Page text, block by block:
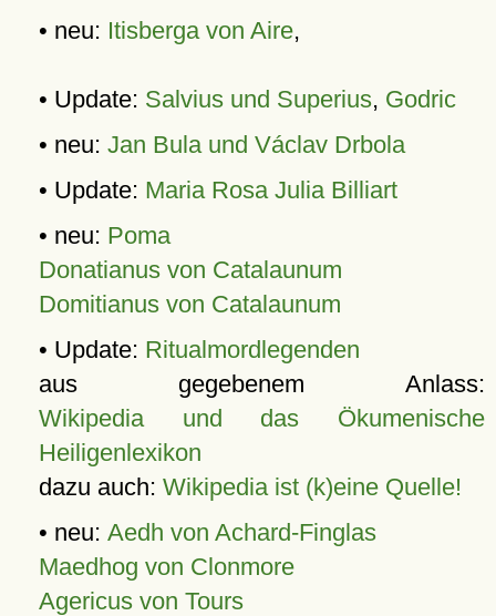
• neu: Itisberga von Aire,
• Update: Salvius und Superius, Godric
• neu: Jan Bula und Václav Drbola
• Update: Maria Rosa Julia Billiart
• neu: Poma
Donatianus von Catalaunum
Domitianus von Catalaunum
• Update: Ritualmordlegenden
aus gegebenem Anlass:
Wikipedia und das Ökumenische
Heiligenlexikon
dazu auch: Wikipedia ist (k)eine Quelle!
• neu: Aedh von Achard-Finglas
Maedhog von Clonmore
Agericus von Tours